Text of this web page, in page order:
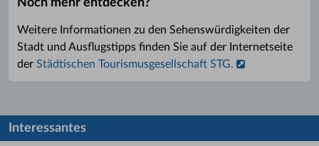
Noch mehr entdecken?
Weitere Informationen zu den Sehenswürdigkeiten der
Stadt und Ausflugstipps finden Sie auf der Internetseite
der Städtischen Tourismusgesellschaft STG.
Interessantes